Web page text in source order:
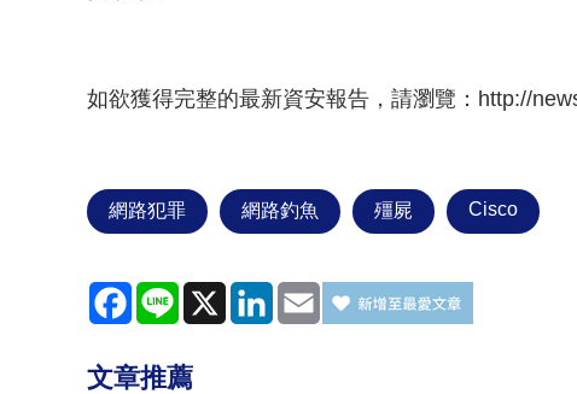
如欲獲得完整的最新資安報告，請瀏覽：http://
網路犯罪 網路釣魚 殭屍 Cisco
Facebook
Line X LinkedInEmail
文章推薦